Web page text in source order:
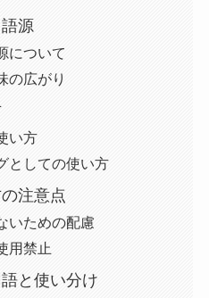
源
について
の広がり
い方
としての使い方
注意点
いための配慮
用禁止
と使い分け